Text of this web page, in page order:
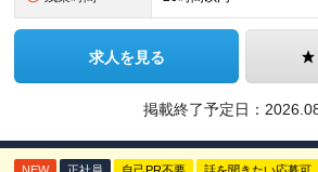
求人を見る
掲載終了予定日：